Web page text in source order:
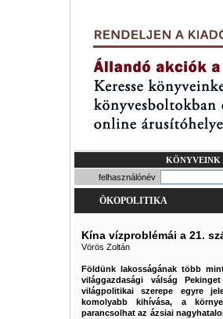
KÖNYVEINK
felhasználónév
ÖKOPOLITIKA
Kína vízproblémái a 21.
Vörös Zoltán
Földünk lakosságának több
világgazdasági válság
világpolitikai szerepe egyre
komolyabb kihívása, a
parancsolhat az ázsiai